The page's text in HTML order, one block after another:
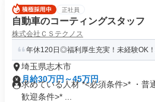
正社員
自動車のコーティングスタッフ
株式会社ＣＳテクノス
年休120日◎福利厚生充実！未経験OK
埼玉県志木市
月給30万円～45万円
求めている人材 *<必須条件>* ・普
歓迎条件>* ...